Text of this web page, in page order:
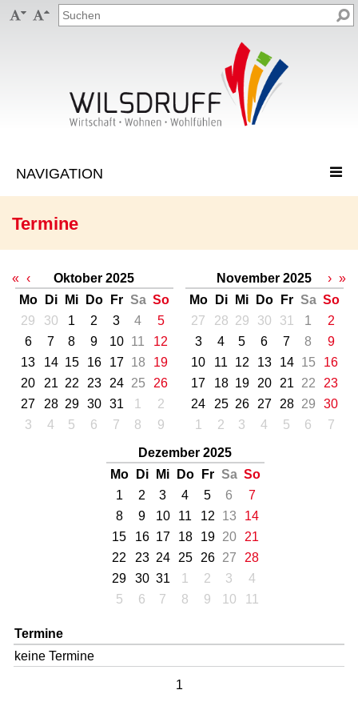
 
Termine
« ‹
Oktober 2025
Mo
Di Mi Do Fr Sa So
29
30 1 2 3 4
5
6
7 8 9 10 11
12
13
14 15 16 17 18
19
20
21 22 23 24 25
26
27
28 29 30 31 1
2
3
4 5 6 7 8 9
November 2025
Mo
Di Mi Do Fr Sa So
27
28 29 30 31 1
2
3
4 5 6 7 8
9
10
11 12 13 14 15
16
17
18 19 20 21 22
23
24
25 26 27 28 29
30
1
2 3 4 5 6 7
Dezember 2025
Mo
Di Mi Do Fr Sa So
1
2 3 4 5 6
7
8
9 10 11 12 13
14
15
16 17 18 19 20
21
22
23 24 25 26 27
28
29
30 31 1 2 3
4
5
6 7 8 9 10 11
› »
Termine
keine Termine
1